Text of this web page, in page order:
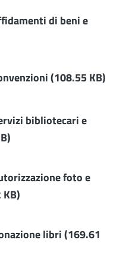
di beni e
(108.55 KB)
bibliotecari e
foto e
libri(169.61